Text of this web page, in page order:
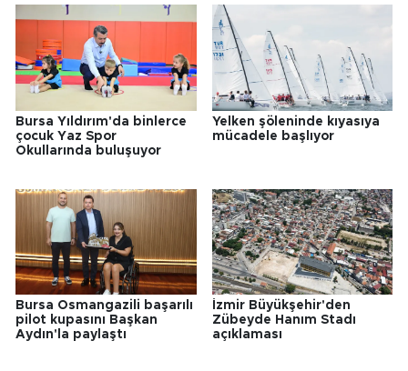
Bursa Yıldırım'da binlerce
çocuk Yaz Spor
Okullarında buluşuyor
Yelken şöleninde kıyasıya
mücadele başlıyor
Bursa Osmangazili başarılı
pilot kupasını Başkan
Aydın'la paylaştı
İzmir Büyükşehir'den
Zübeyde Hanım Stadı
açıklaması